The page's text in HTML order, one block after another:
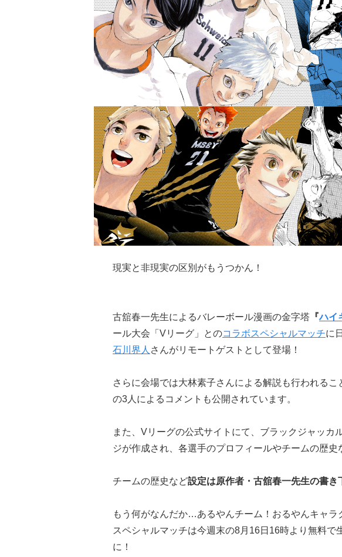
現実と非現実の区別がもうつかん！
古舘春一先生によるバレーボール漫画の金字塔 『ハイ
ール大会「Vリーグ」とのコラボスペシャルマッチに
石川界人 さんがリモートゲストとして登場！
さらに会場では大林素子さんによる解説も行われるこ
の3人によるコメントも公開されています。
また、Vリーグの公式サイトにて、ブラックジャッカ
ジが作成され、各選手のプロフィールやチームの歴史
チームの歴史など設定は原作者・古舘春一先生の書き
もう何がなんだか…あるやんチーム！おるやんキャラ
スペシャルマッチは今週末の8月16日16時より無料で
に！